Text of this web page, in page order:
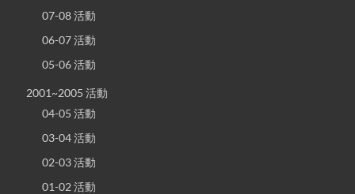
07-08 活動
06-07 活動
05-06 活動
2001~2005 活動
04-05 活動
03-04 活動
02-03 活動
01-02 活動